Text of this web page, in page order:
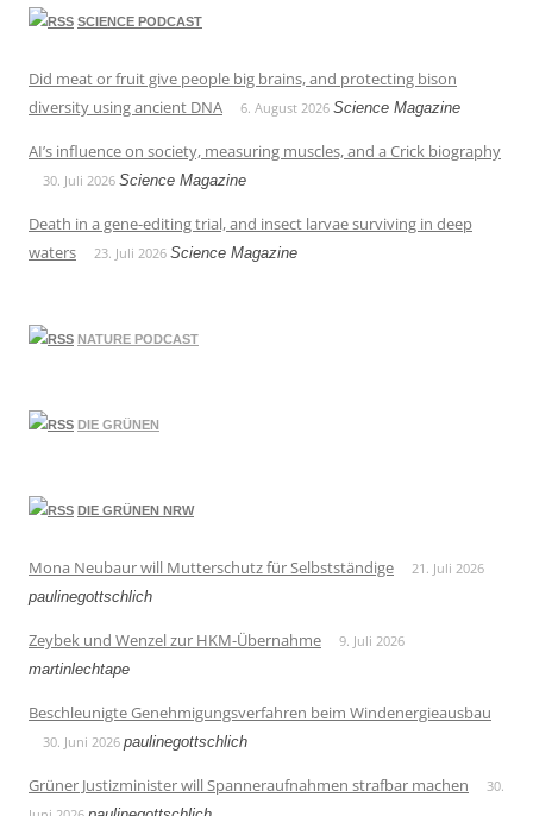
SCIENCE PODCAST
Did meat or fruit give people big brains, and protecting bison
diversity using ancient DNA
6. August 2026 Science Magazine
AI’s influence on society, measuring muscles, and a Crick biography
30. Juli 2026 Science Magazine
Death in a gene-editing trial, and insect larvae surviving in deep
waters
23. Juli 2026 Science Magazine
NATURE PODCAST
DIE GRÜNEN
DIE GRÜNEN NRW
Mona Neubaur will Mutterschutz für Selbstständige
21. Juli 2026
paulinegottschlich
Zeybek und Wenzel zur HKM-Übernahme
9. Juli 2026
martinlechtape
Beschleunigte Genehmigungsverfahren beim Windenergieausbau
30. Juni 2026 paulinegottschlich
Grüner Justizminister will Spanneraufnahmen strafbar machen
30.